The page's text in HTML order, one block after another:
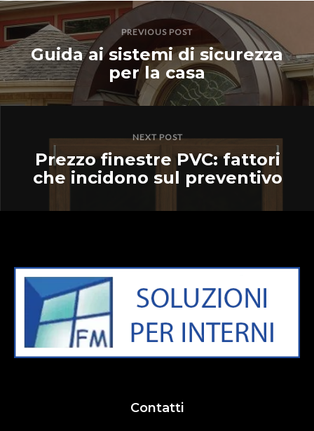
PREVIOUS POST
Guida ai sistemi di sicurezza
per la casa
NEXT POST
Prezzo finestre PVC: fattori
che incidono sul preventivo
Contatti